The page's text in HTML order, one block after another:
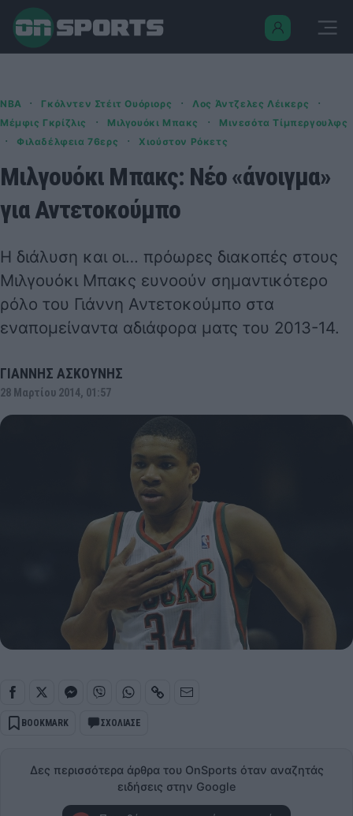
NBA · Γκόλντεν Στέιτ Ουόριορς · Λος Άντζελες Λέικερς ·
Μέμφις Γκρίζλις · Μιλγουόκι Μπακς · Μινεσότα Τίμπεργουλφς
· Φιλαδέλφεια 76ερς · Χιούστον Ρόκετς
Μιλγουόκι Μπακς: Νέο «άνοιγμα»
για Αντετοκούμπο
Η διάλυση και οι… πρόωρες διακοπές στους
Μιλγουόκι Μπακς ευνοούν σημαντικότερο
ρόλο του Γιάννη Αντετοκούμπο στα
εναπομείναντα αδιάφορα ματς του 2013-14.
ΓΙΑΝΝΗΣ ΑΣΚΟΥΝΗΣ
28 Μαρτίου 2014, 01:57
BOOKMARK ΣΧΟΛΙΑΣΕ
Δες περισσότερα άρθρα του OnSports όταν αναζητάς
ειδήσεις στην Google